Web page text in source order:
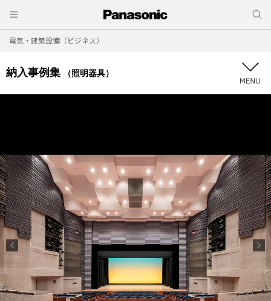
電気・建築設備（ビジネス）
納入事例集 （照明器具）